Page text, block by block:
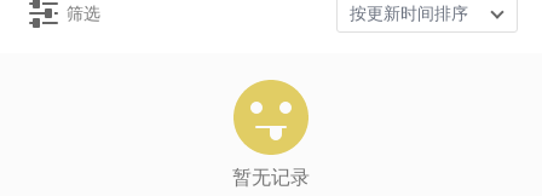
筛选 按更新时间排序
暂无记录